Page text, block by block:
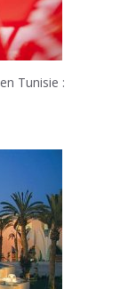
Tunisie :